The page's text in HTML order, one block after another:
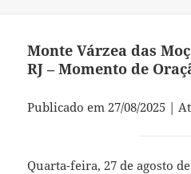
Monte Várzea das
RJ – Momento de
Publicado em 27/08/2025 |
Quarta-feira, 27 de agosto de